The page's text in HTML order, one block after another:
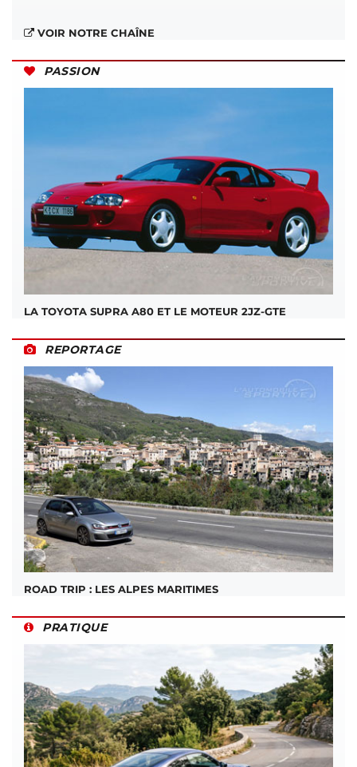
VOIR NOTRE CHAÎNE
PASSION
LA TOYOTA SUPRA A80 ET LE MOTEUR 2JZ-GTE
REPORTAGE
ROAD TRIP : LES ALPES MARITIMES
PRATIQUE